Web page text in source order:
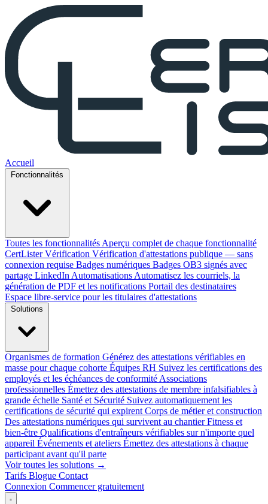
Accueil
Toutes les fonctionnalités Aperçu complet de chaque fonctionnalité
CertLister Vérification Vérification d'attestations publique — sans
connexion requise Badges numériques Badges OB3 signés avec
partage LinkedIn Automatisations Automatisez les courriels, la
génération de PDF et les notifications Portail des destinataires
Espace libre-service pour les titulaires d'attestations
Organismes de formation Générez des attestations vérifiables en
masse pour chaque cohorte Équipes RH Suivez les certifications des
employés et les échéances de conformité Associations
professionnelles Émettez des attestations de membre infalsifiables à
grande échelle Santé et Sécurité Suivez automatiquement les
certifications de sécurité qui expirent Corps de métier et construction
Des attestations numériques qui survivent au chantier Fitness et
bien-être Qualifications d'entraîneurs vérifiables sur n'importe quel
appareil Événements et ateliers Émettez des attestations à chaque
participant avant qu'il parte
Voir toutes les solutions →
Tarifs Blogue Contact
Connexion Commencer gratuitement